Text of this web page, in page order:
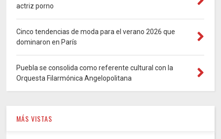
actriz porno
Cinco tendencias de moda para el verano 2026 que
dominaron en París
Puebla se consolida como referente cultural con la
Orquesta Filarmónica Angelopolitana
MÁS VISTAS